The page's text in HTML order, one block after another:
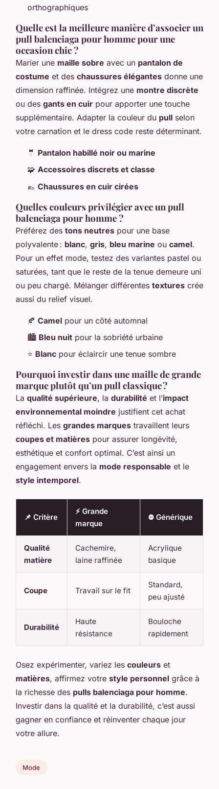
orthographiques
Quelle est la meilleure manière d’associer un
pull balenciaga pour homme pour une
occasion chic ?
Marier une maille sobre avec un pantalon de
costume et des chaussures élégantes donne une
dimension raffinée. Intégrez une montre discrète
ou des gants en cuir pour apporter une touche
supplémentaire. Adapter la couleur du pull selon
votre carnation et le dress code reste déterminant.
🤵 Pantalon habillé noir ou marine
🧩 Accessoires discrets et classe
👞 Chaussures en cuir cirées
Quelles couleurs privilégier avec un pull
balenciaga pour homme ?
Préférez des tons neutres pour une base
polyvalente : blanc, gris, bleu marine ou camel.
Pour un effet mode, testez des variantes pastel ou
saturées, tant que le reste de la tenue demeure uni
ou peu chargé. Mélanger différentes textures crée
aussi du relief visuel.
🍂 Camel pour un côté automnal
🏙️ Bleu nuit pour la sobriété urbaine
⭐ Blanc pour éclaircir une tenue sombre
Pourquoi investir dans une maille de grande
marque plutôt qu’un pull classique ?
La qualité supérieure, la durabilité et l’impact
environnemental moindre justifient cet achat
réfléchi. Les grandes marques travaillent leurs
coupes et matières pour assurer longévité,
esthétique et confort optimal. C’est ainsi un
engagement envers la mode responsable et le
style intemporel.
📌 Critère
⚡ Grande
marque
⛔ Générique
Qualité
matière
Cachemire,
laine raffinée
Acrylique
basique
Coupe Travail sur le fit
Standard,
peu ajusté
Durabilité
Haute
résistance
Bouloche
rapidement
Osez expérimenter, variez les couleurs et
matières, affirmez votre style personnel grâce à
la richesse des pulls balenciaga pour homme.
Investir dans la qualité et la durabilité, c’est aussi
gagner en confiance et réinventer chaque jour
votre allure.
Mode